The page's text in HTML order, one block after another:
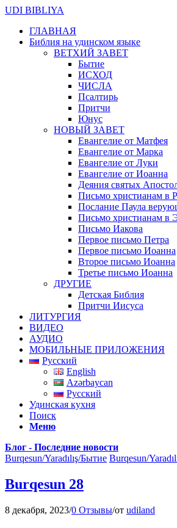
UDI BIBLIYA
ГЛАВНАЯ
Библия на удинском языке
ВЕТХИЙ ЗАВЕТ
Бытие
ИСХОД
ЧИСЛА
Псалтирь
Притчи
Юнус
НОВЫЙ ЗАВЕТ
Евангелие от Матфея
Евангелие от Марка
Евангелие от Луки
Евангелие от Иоанна
Деяния святых
Письмо христианам в
Послание Паула
Письмо христианам в
Письмо Иакова
Первое письмо Петра
Первое письмо Иоанна
Второе письмо Иоанна
Третье письмо Иоанна
ДРУГИЕ
Детская Библия
Притчи Иисуса
ЛИТУРГИЯ
ВИДЕО
АУДИО
МОБИЛЬНЫЕ ПРИЛОЖЕНИЯ
Русский
English
Azərbaycan
Русский
Удинская кухня
Поиск
Меню
Блог - Последние новости
Burqesun/Yaradılış/Бытие Burqesun/
Burqesun 28
8 декабря, 2023/0 Отзывы/от udiland